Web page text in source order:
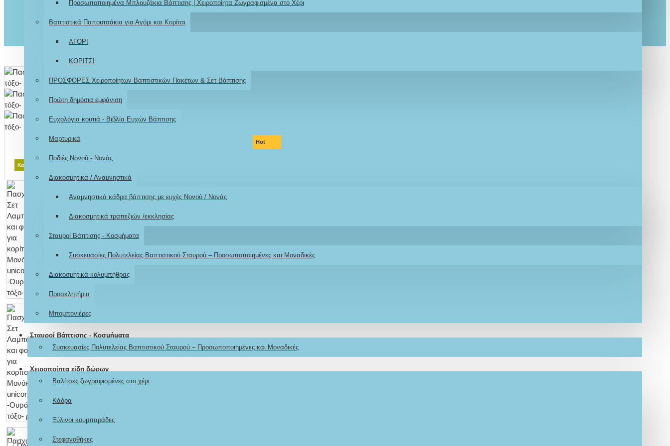
Προσωποποιημένα Μπλουζάκια Βάπτισης | Χειροποίητα Ζωγραφισμένα στο Χέρι
Βαπτιστικά Παπουτσάκια για Αγόρι και Κορίτσι
ΑΓΟΡΙ
ΚΟΡΙΤΣΙ
ΠΡΟΣΦΟΡΕΣ Χειροποίητων Βαπτιστικών Πακέτων & Σετ Βάπτισης
Πρώτη δημόσια εμφάνιση
Ευχολόγια κουτιά - Βιβλία Ευχών Βάπτισης
Μαρτυρικά
Ποδιές Νονού - Νονάς
Διακοσμητικά / Αναμνηστικά
Αναμνηστικά κάδρα βάπτισης με ευχές Νονού / Νονάς
Διακοσμητικά τραπεζιών /εκκλησίας
Σταυροί Βάπτισης - Κοσμήματα
Συσκευασίες Πολυτελείας Βαπτιστικού Σταυρού – Προσωποποιημένες και Μοναδικές
Διακοσμητικά κολυμπήθρας
Προσκλητήρια
Μπομπονιέρες
Σταυροί Βάπτισης - Κοσμήματα
Συσκευασίες Πολυτελείας Βαπτιστικού Σταυρού – Προσωποποιημένες και Μοναδικές
Χειροποίητα είδη δώρων
Βαλίτσες ζωγραφισμένες στο χέρι
Κάδρα
Ξύλινοι κουμπαράδες
Στεφανοθήκες
Για το προϊόν
Hot
Κατόπιν παραγγελίας